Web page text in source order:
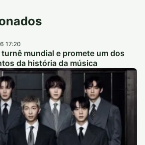
17:20
mundial e promete um dos
da história da música